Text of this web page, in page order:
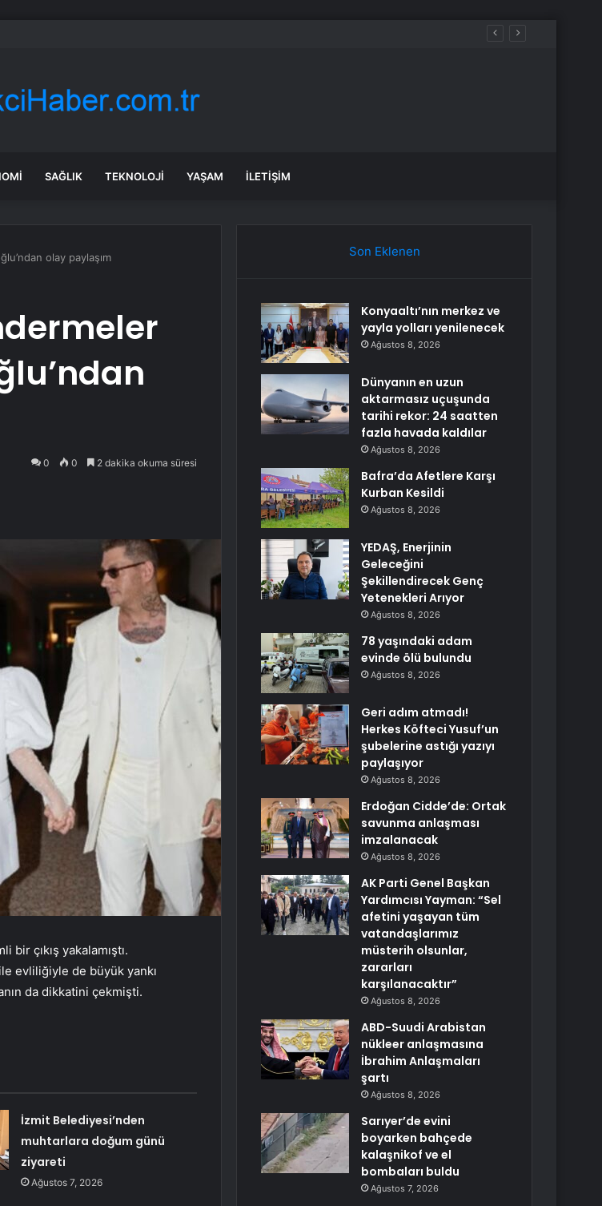
uçuşunda tarihi rekor: 24 saatten fazla havada kaldılar
SAĞLIK TEKNOLOJI YAŞAM İLETIŞIM
olay paylaşım
0 0 2 dakika okuma süresi
çıkış yakalamıştı.
evliliğiyle de büyük yankı
da dikkatini çekmişti.
İzmit Belediyesi’nden
muhtarlara doğum günü
ziyareti
Ağustos 7, 2026
Son Eklenen
Konyaaltı’nın merkez ve
yayla yolları yenilenecek
Ağustos 8, 2026
Dünyanın en uzun
aktarmasız uçuşunda
tarihi rekor: 24 saatten
fazla havada kaldılar
Ağustos 8, 2026
Bafra’da Afetlere Karşı
Kurban Kesildi
Ağustos 8, 2026
YEDAŞ, Enerjinin
Geleceğini
Şekillendirecek Genç
Yetenekleri Arıyor
Ağustos 8, 2026
78 yaşındaki adam
evinde ölü bulundu
Ağustos 8, 2026
Geri adım atmadı!
Herkes Köfteci Yusuf’un
şubelerine astığı yazıyı
paylaşıyor
Ağustos 8, 2026
Erdoğan Cidde’de: Ortak
savunma anlaşması
imzalanacak
Ağustos 8, 2026
AK Parti Genel Başkan
Yardımcısı Yayman: “Sel
afetini yaşayan tüm
vatandaşlarımız
müsterih olsunlar,
zararları
karşılanacaktır”
Ağustos 8, 2026
ABD-Suudi Arabistan
nükleer anlaşmasına
İbrahim Anlaşmaları
şartı
Ağustos 8, 2026
Sarıyer’de evini
boyarken bahçede
kalaşnikof ve el
bombaları buldu
Ağustos 7, 2026